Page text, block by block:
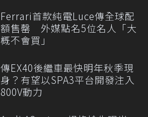
Ferrari首款純電Luce傳全球配
額售罄 外媒點名5位名人「大
概不會買」
傳EX40後繼車最快明年秋季現
身？有望以SPA3平台開發注入
800V動力